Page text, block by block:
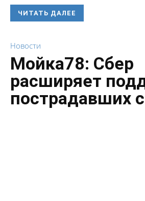
ЧИТАТЬ ДАЛЕЕ
Новости
Мойка78: Сбер
расширяет
пострадавших